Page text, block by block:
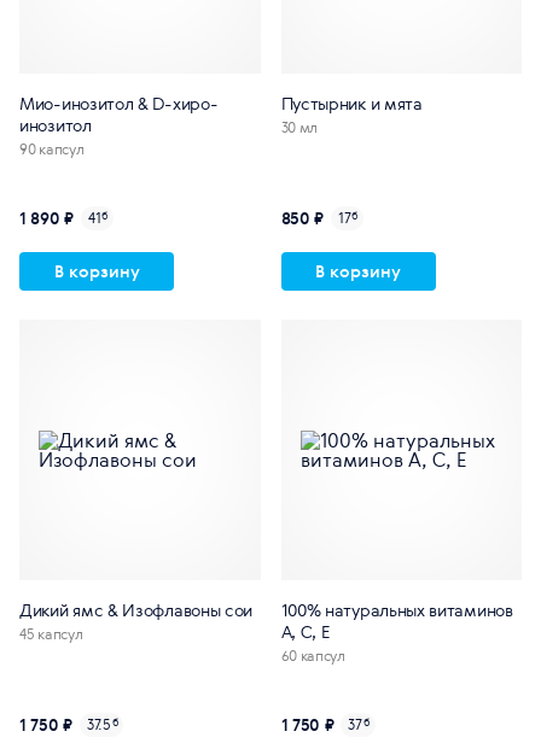
Мио-инозитол & D-хиро-
инозитол
90 капсул
1 890 ₽ 41б
В корзину
Пустырник и мята
30 мл
850 ₽ 17б
В корзину
Дикий ямс & Изофлавоны сои
45 капсул
1 750 ₽ 37.5б
100% натуральных витаминов
A, C, E
60 капсул
1 750 ₽ 37б